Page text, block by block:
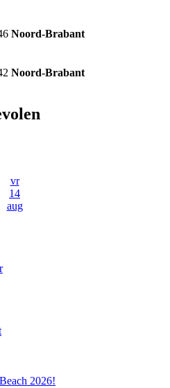
Noord-Brabant
Noord-Brabant
vr
14
aug
2026!